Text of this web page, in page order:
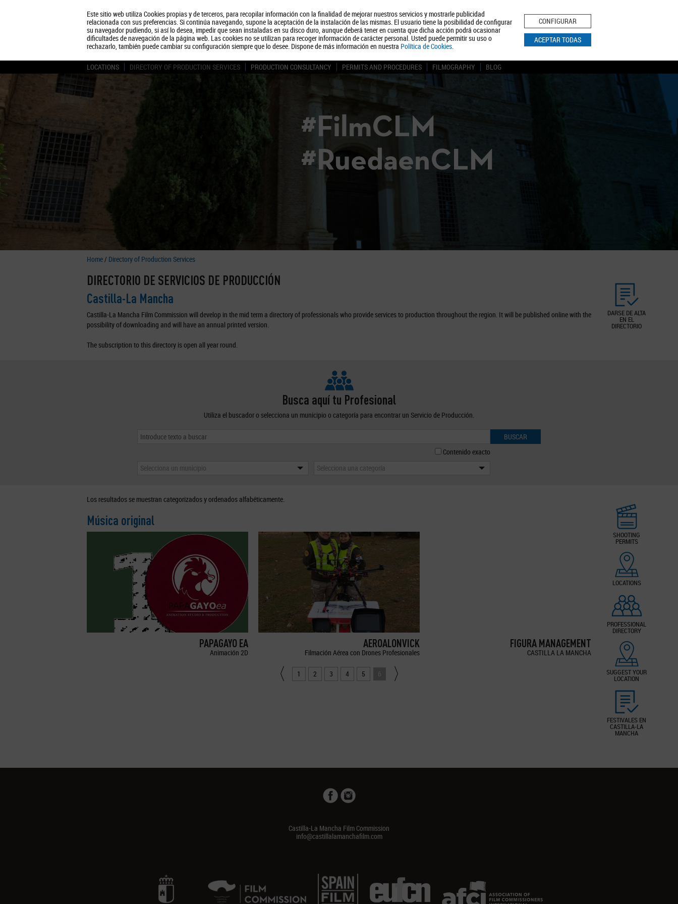
Este sitio web utiliza Cookies propias y de terceros, para recopilar información con la finalidad de mejorar nuestros servicios y mostrarle publicidad
relacionada con sus preferencias. Si continúa navegando, supone la aceptación de la instalación de las mismas. El usuario tiene la posibilidad de configurar
su navegador pudiendo, si así lo desea, impedir que sean instaladas en su disco duro, aunque deberá tener en cuenta que dicha acción podrá ocasionar
dificultades de navegación de la página web. Las cookies no se utilizan para recoger información de carácter personal. Usted puede permitir su uso o
rechazarlo, también puede cambiar su configuración siempre que lo desee. Dispone de más información en nuestra Política de Cookies.
CONFIGURAR
ACEPTAR TODAS
About us Tourism Política de Privacidad Aviso Legal Política de Cookies
BUSCAR
LOCATIONS DIRECTORY OF PRODUCTION SERVICES PRODUCTION CONSULTANCY PERMITS AND PROCEDURES FILMOGRAPHY BLOG
#FilmCLM
#RuedaenCLM
Home/ Directory of Production Services
DARSE DE ALTA
EN EL
DIRECTORIO
DIRECTORIO DE SERVICIOS DE PRODUCCIÓN
Castilla-La Mancha
Castilla-La Mancha Film Commission will develop in the mid term a directory of professionals who provide services to production throughout the region. It will be published online with the
possibility of downloading and will have an annual printed version.
The subscription to this directory is open all year round.
Busca aquí tu Profesional
Utiliza el buscador o selecciona un municipio o categoría para encontrar un Servicio de Producción.
BUSCAR
Contenido exacto
Selecciona un municipio
Selecciona una categoría
SHOOTING
PERMITS
LOCATIONS
PROFESSIONAL
DIRECTORY
SUGGEST YOUR
LOCATION
FESTIVALES EN
CASTILLA-LA
MANCHA
Los resultados se muestran categorizados y ordenados alfabéticamente.
Música original
PAPAGAYO EA
Animación 2D
AEROALONVICK
Filmación Aérea con Drones Profesionales
FIGURA MANAGEMENT
CASTILLA LA MANCHA
1 2 3 4 5 6
Castilla-La Mancha Film Commission
info@castillalamanchafilm.com